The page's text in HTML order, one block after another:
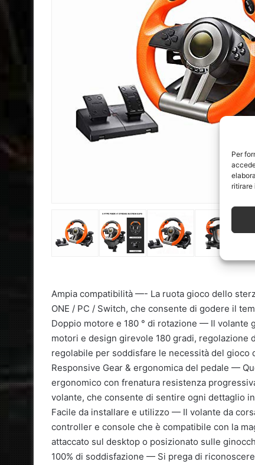
Per
ritirare
Ampia compatibilità —- La ruota gioco dello
ONE / PC / Switch, che consente di godere il
Doppio motore e 180 ° di rotazione — Il
motori e design girevole 180 gradi,
regolabile per soddisfare le necessità del gioco
Responsive Gear & ergonomica del pedale —
ergonomico con frenatura resistenza
volante, che consente di sentire ogni dettaglio
Facile da installare e utilizzo — Il volante da
controller e console che è compatibile con la
attaccato sul desktop o posizionato sulle
100% di soddisfazione — Si prega di